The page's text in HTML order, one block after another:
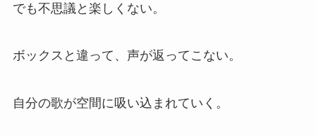
でも不思議と楽しくない。
ボックスと違って、声が返ってこない。
自分の歌が空間に吸い込まれていく。